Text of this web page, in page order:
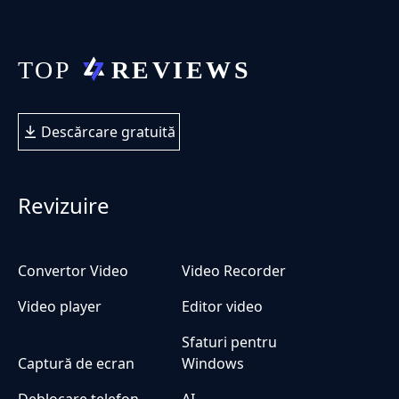
Descărcare gratuită
Revizuire
Convertor Video
Video Recorder
Video player
Editor video
Captură de ecran
Sfaturi pentru
Windows